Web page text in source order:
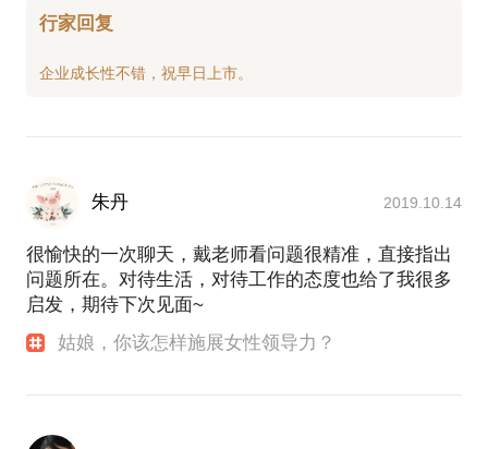
行家回复
朱丹 2019.10.14
很愉快的一次聊天，戴老师看问题很精准，直接指出
问题所在。对待生活，对待工作的态度也给了我很多
启发，期待下次见面~
姑娘，你该怎样施展女性领导力？